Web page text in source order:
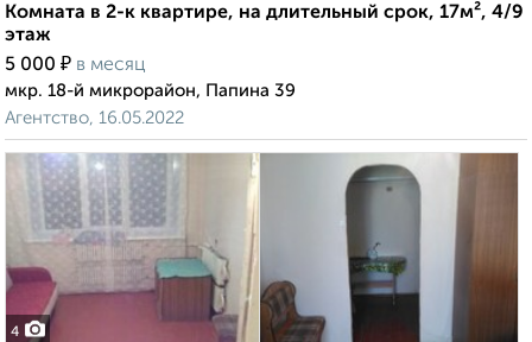
Комната в 2-к квартире, на длительный срок, 17м², 4/9
этаж
5 000 ₽ в месяц
мкр. 18-й микрорайон, Папина 39
Агентство, 16.05.2022
4